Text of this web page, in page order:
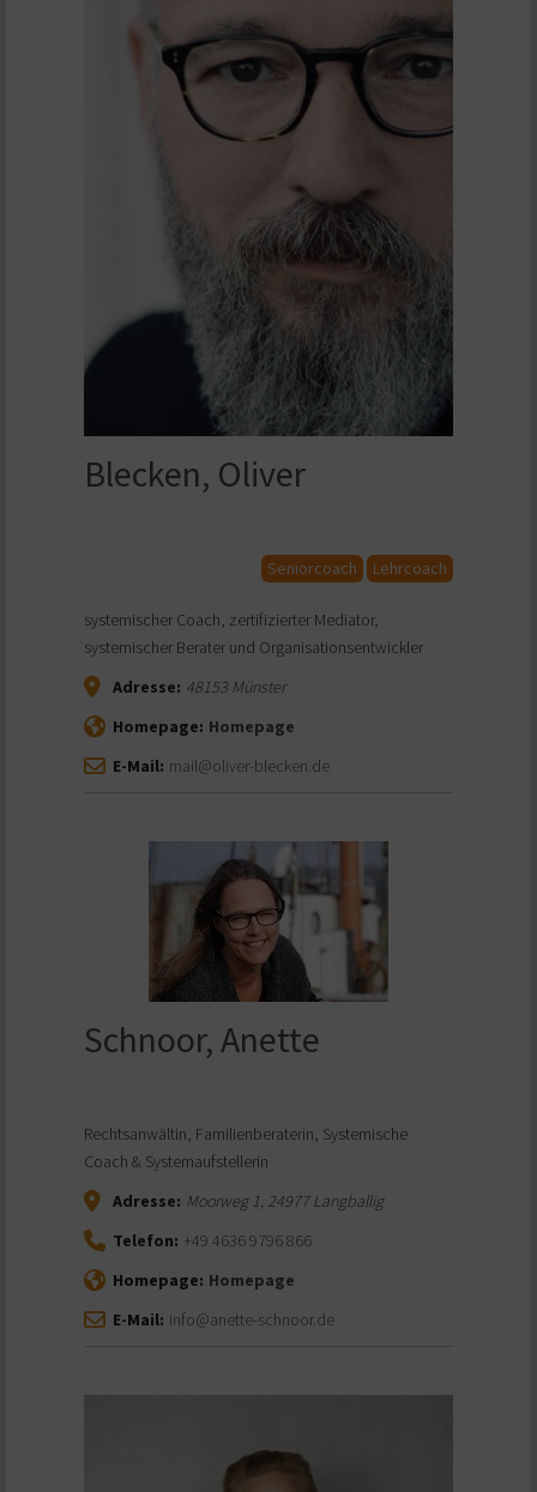
Blecken, Oliver
Seniorcoach Lehrcoach
systemischer Coach, zertifizierter Mediator,
systemischer Berater und Organisationsentwickler
Adresse: 48153Münster
Homepage: Homepage
E-Mail: mail@oliver-blecken.de
Schnoor, Anette
Rechtsanwältin, Familienberaterin, Systemische
Coach & Systemaufstellerin
Adresse: Moorweg 1, 24977Langballig
Telefon: +49 4636 9796 866
Homepage: Homepage
E-Mail: info@anette-schnoor.de